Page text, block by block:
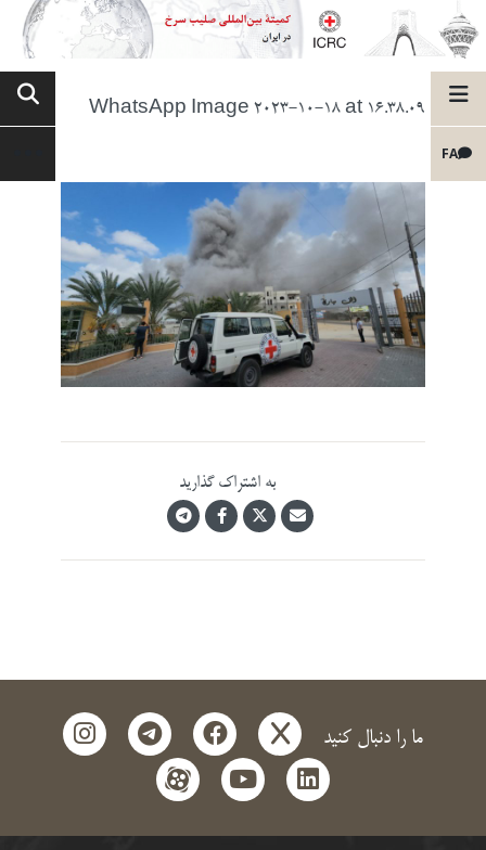
FA
WhatsApp Image 2023-10-18 at 16.38.09
به اشتراک گذارید
ما را دنبال کنید x
facebook
telegram
instagram
linkedin
youtube
aparat